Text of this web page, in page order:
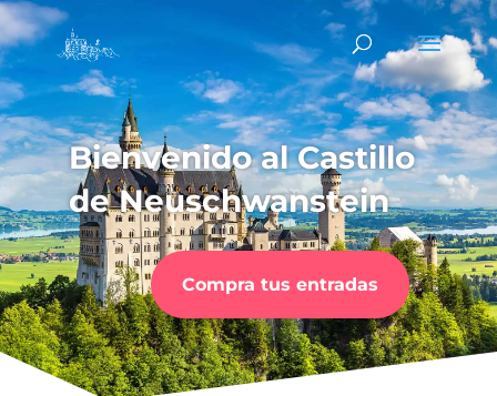
Bienvenido al Castillo
de Neuschwanstein
Compra tus entradas